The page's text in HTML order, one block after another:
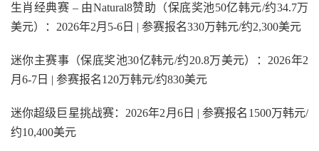
生肖经典赛 – 由Natural8赞助（保底奖池50亿韩元/约34.7万
美元）：2026年2月5-6日 | 参赛报名330万韩元/约2,300美元
迷你主赛事（保底奖池30亿韩元/约20.8万美元）：2026年2
月6-7日 | 参赛报名120万韩元/约830美元
迷你超级巨星挑战赛：2026年2月6日 | 参赛报名1500万韩元/
约10,400美元